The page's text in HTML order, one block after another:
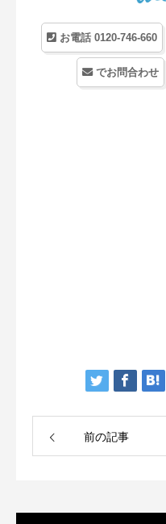
お電話 0120-746-660
でお問合わせ
前の記事